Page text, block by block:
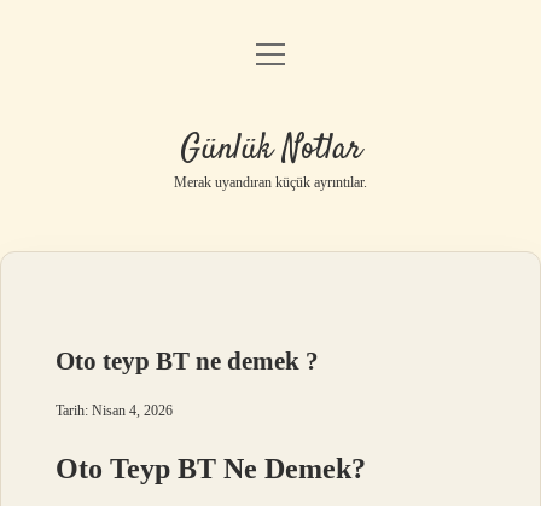
Anasayfa
Yasal Uyarı
menüyü
Günlük Notlar
Merak uyandıran küçük ayrıntılar.
Oto teyp BT ne demek ?
Tarih: Nisan 4, 2026
Oto Teyp BT Ne Demek?